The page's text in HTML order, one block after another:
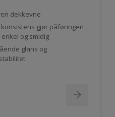
dekkevne
konsistens gjør påføringen
og smidig
glans og